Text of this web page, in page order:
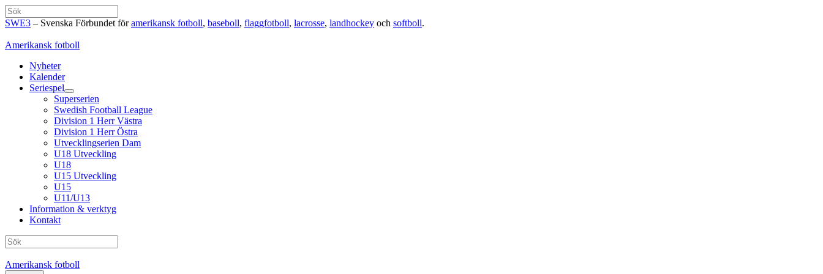
Hoppa
till
Sök
SWE3 – Svenska Förbundet föramerikansk fotboll, baseboll, flaggfotboll, lacrosse, landhockey och softboll.
Amerikansk fotboll
Nyheter
Kalender
Seriespel
Superserien
Swedish Football League
Division 1 Herr Västra
Division 1 Herr Östra
Utvecklingserien Dam
U18 Utveckling
U18
U15 Utveckling
U15
U11/U13
Information & verktyg
Kontakt
Sök
Amerikansk fotboll